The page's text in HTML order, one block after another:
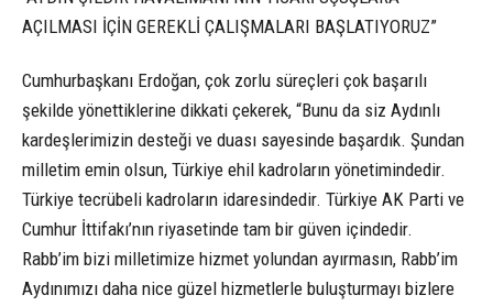
AÇILMASI İÇİN GEREKLİ ÇALIŞMALARI BAŞLATIYORUZ”
Cumhurbaşkanı Erdoğan, çok zorlu süreçleri çok başarılı
şekilde yönettiklerine dikkati çekerek, “Bunu da siz Aydınlı
kardeşlerimizin desteği ve duası sayesinde başardık. Şundan
milletim emin olsun, Türkiye ehil kadroların yönetimindedir.
Türkiye tecrübeli kadroların idaresindedir. Türkiye AK Parti ve
Cumhur İttifakı’nın riyasetinde tam bir güven içindedir.
Rabb’im bizi milletimize hizmet yolundan ayırmasın, Rabb’im
Aydınımızı daha nice güzel hizmetlerle buluşturmayı bizlere